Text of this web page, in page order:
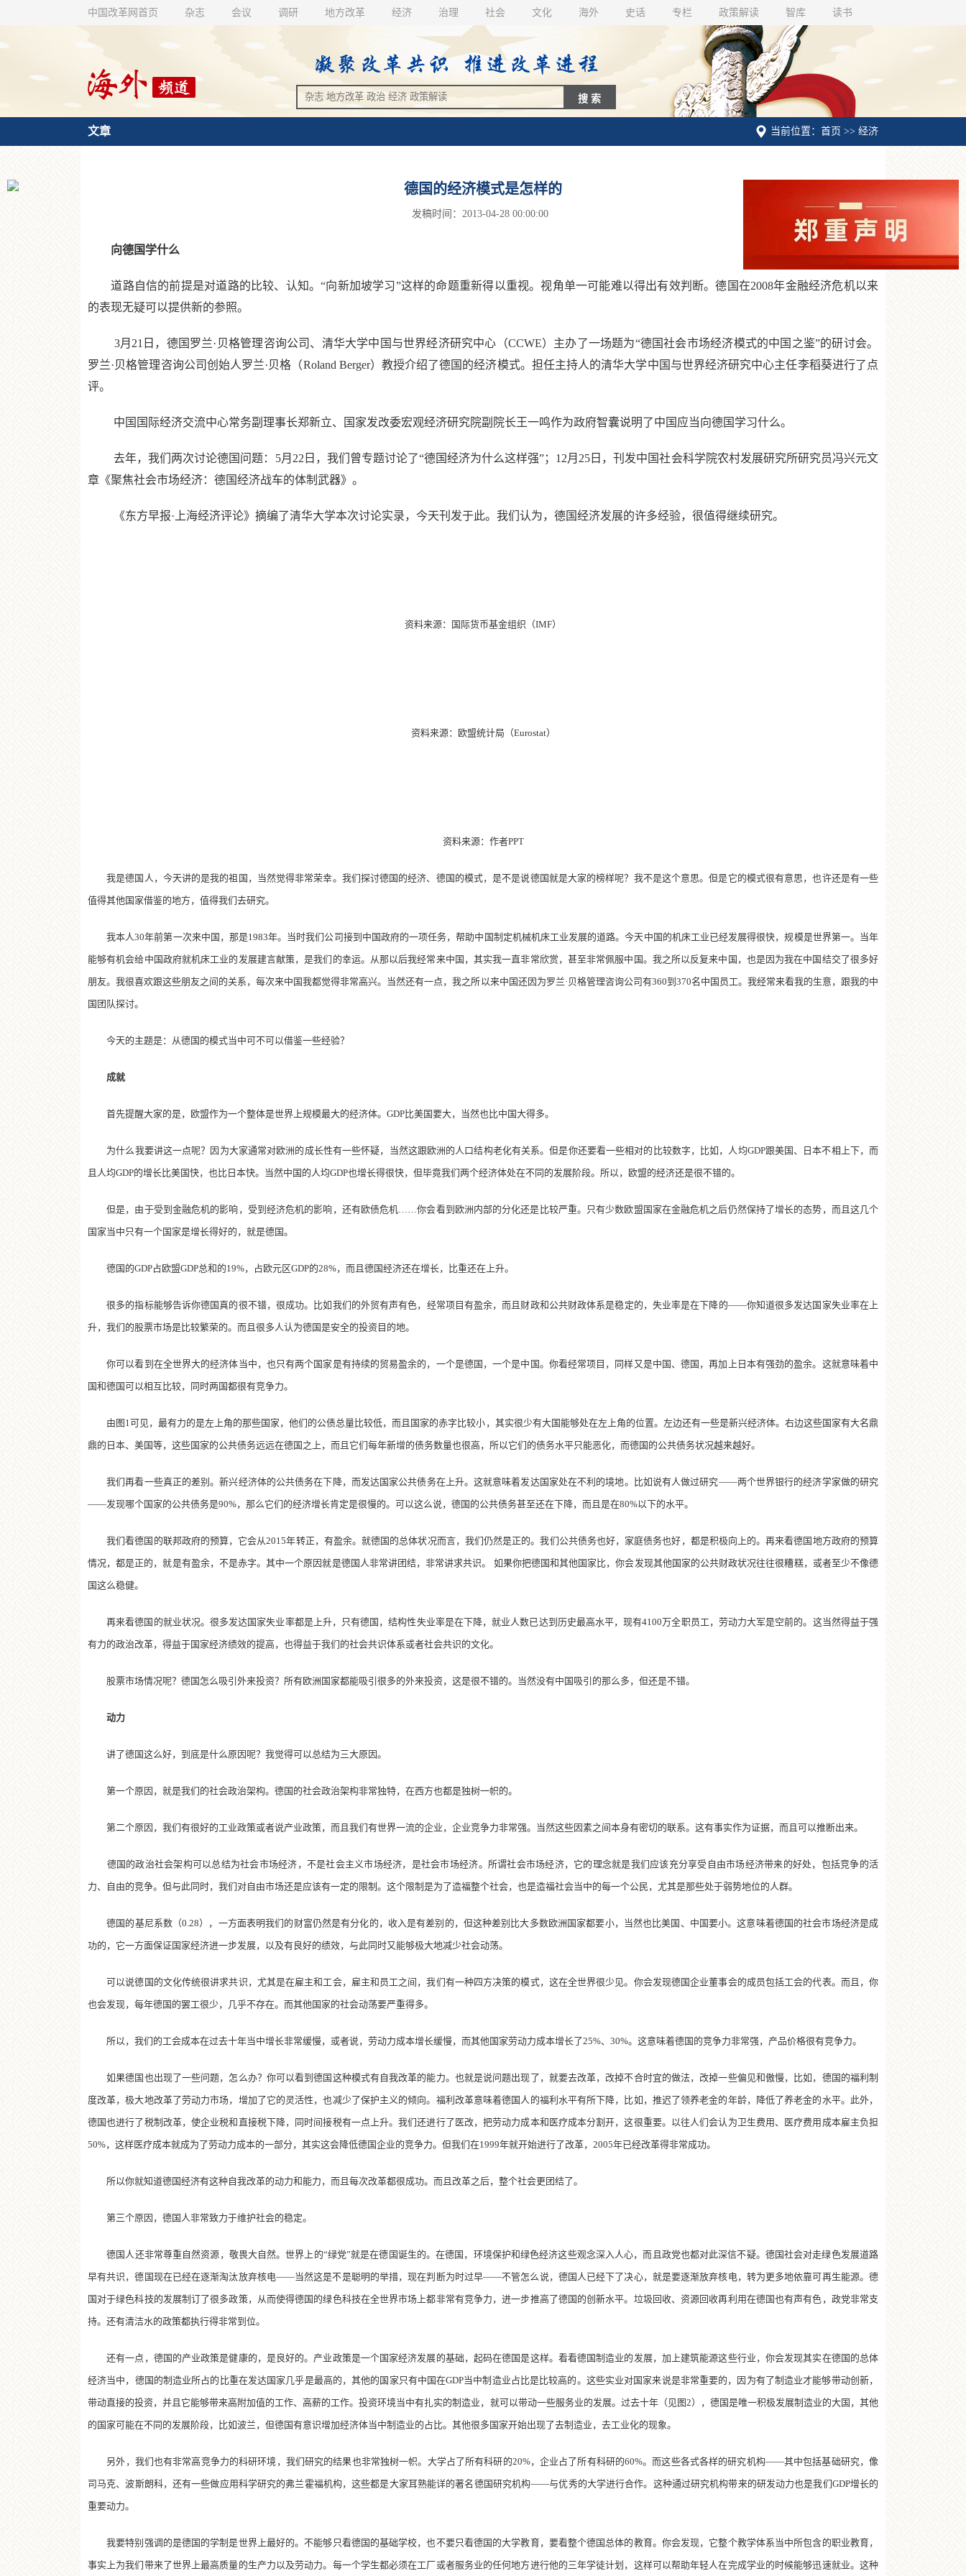
中国改革网首页 杂志 会议 调研 地方改革 经济 治理 社会 文化 海外 史话 专栏 政策解读 智库 读书
当前位置：首页 >> 经济
文章
德国的经济模式是怎样的
发稿时间：2013-04-28 00:00:00
向德国学什么
道路自信的前提是对道路的比较、认知。“向新加坡学习”这样的命题重新得以重视。视角单一可能难以得出有效判断。德国在2008年金融经济危机以来
的表现无疑可以提供新的参照。
3月21日，德国罗兰·贝格管理咨询公司、清华大学中国与世界经济研究中心（CCWE）主办了一场题为“德国社会市场经济模式的中国之鉴”的研讨会。
罗兰·贝格管理咨询公司创始人罗兰·贝格（Roland Berger）教授介绍了德国的经济模式。担任主持人的清华大学中国与世界经济研究中心主任李稻葵进行了点
评。
中国国际经济交流中心常务副理事长郑新立、国家发改委宏观经济研究院副院长王一鸣作为政府智囊说明了中国应当向德国学习什么。
去年，我们两次讨论德国问题：5月22日，我们曾专题讨论了“德国经济为什么这样强”；12月25日，刊发中国社会科学院农村发展研究所研究员冯兴元文
章《聚焦社会市场经济：德国经济战车的体制武器》。
《东方早报·上海经济评论》摘编了清华大学本次讨论实录，今天刊发于此。我们认为，德国经济发展的许多经验，很值得继续研究。
资料来源：国际货币基金组织（IMF）
资料来源：欧盟统计局（Eurostat）
资料来源：作者PPT
我是德国人，今天讲的是我的祖国，当然觉得非常荣幸。我们探讨德国的经济、德国的模式，是不是说德国就是大家的榜样呢？我不是这个意思。但是它的模式很有意思，也许还是有一些
值得其他国家借鉴的地方，值得我们去研究。
我本人30年前第一次来中国，那是1983年。当时我们公司接到中国政府的一项任务，帮助中国制定机械机床工业发展的道路。今天中国的机床工业已经发展得很快，规模是世界第一。当年
能够有机会给中国政府就机床工业的发展建言献策，是我们的幸运。从那以后我经常来中国，其实我一直非常欣赏，甚至非常佩服中国。我之所以反复来中国，也是因为我在中国结交了很多好
朋友。我很喜欢跟这些朋友之间的关系，每次来中国我都觉得非常高兴。当然还有一点，我之所以来中国还因为罗兰·贝格管理咨询公司有360到370名中国员工。我经常来看我的生意，跟我的中
国团队探讨。
今天的主题是：从德国的模式当中可不可以借鉴一些经验？
成就
首先提醒大家的是，欧盟作为一个整体是世界上规模最大的经济体。GDP比美国要大，当然也比中国大得多。
为什么我要讲这一点呢？因为大家通常对欧洲的成长性有一些怀疑，当然这跟欧洲的人口结构老化有关系。但是你还要看一些相对的比较数字，比如，人均GDP跟美国、日本不相上下，而
且人均GDP的增长比美国快，也比日本快。当然中国的人均GDP也增长得很快，但毕竟我们两个经济体处在不同的发展阶段。所以，欧盟的经济还是很不错的。
但是，由于受到金融危机的影响，受到经济危机的影响，还有欧债危机……你会看到欧洲内部的分化还是比较严重。只有少数欧盟国家在金融危机之后仍然保持了增长的态势，而且这几个
国家当中只有一个国家是增长得好的，就是德国。
德国的GDP占欧盟GDP总和的19%，占欧元区GDP的28%，而且德国经济还在增长，比重还在上升。
很多的指标能够告诉你德国真的很不错，很成功。比如我们的外贸有声有色，经常项目有盈余，而且财政和公共财政体系是稳定的，失业率是在下降的——你知道很多发达国家失业率在上
升，我们的股票市场是比较繁荣的。而且很多人认为德国是安全的投资目的地。
你可以看到在全世界大的经济体当中，也只有两个国家是有持续的贸易盈余的，一个是德国，一个是中国。你看经常项目，同样又是中国、德国，再加上日本有强劲的盈余。这就意味着中
国和德国可以相互比较，同时两国都很有竞争力。
由图1可见，最有力的是左上角的那些国家，他们的公债总量比较低，而且国家的赤字比较小，其实很少有大国能够处在左上角的位置。左边还有一些是新兴经济体。右边这些国家有大名鼎
鼎的日本、美国等，这些国家的公共债务远远在德国之上，而且它们每年新增的债务数量也很高，所以它们的债务水平只能恶化，而德国的公共债务状况越来越好。
我们再看一些真正的差别。新兴经济体的公共债务在下降，而发达国家公共债务在上升。这就意味着发达国家处在不利的境地。比如说有人做过研究——两个世界银行的经济学家做的研究
——发现哪个国家的公共债务是90%，那么它们的经济增长肯定是很慢的。可以这么说，德国的公共债务甚至还在下降，而且是在80%以下的水平。
我们看德国的联邦政府的预算，它会从2015年转正，有盈余。就德国的总体状况而言，我们仍然是正的。我们公共债务也好，家庭债务也好，都是积极向上的。再来看德国地方政府的预算
情况，都是正的，就是有盈余，不是赤字。其中一个原因就是德国人非常讲团结，非常讲求共识。 如果你把德国和其他国家比，你会发现其他国家的公共财政状况往往很糟糕，或者至少不像德
国这么稳健。
再来看德国的就业状况。很多发达国家失业率都是上升，只有德国，结构性失业率是在下降，就业人数已达到历史最高水平，现有4100万全职员工，劳动力大军是空前的。这当然得益于强
有力的政治改革，得益于国家经济绩效的提高，也得益于我们的社会共识体系或者社会共识的文化。
股票市场情况呢？德国怎么吸引外来投资？所有欧洲国家都能吸引很多的外来投资，这是很不错的。当然没有中国吸引的那么多，但还是不错。
动力
讲了德国这么好，到底是什么原因呢？我觉得可以总结为三大原因。
第一个原因，就是我们的社会政治架构。德国的社会政治架构非常独特，在西方也都是独树一帜的。
第二个原因，我们有很好的工业政策或者说产业政策，而且我们有世界一流的企业，企业竞争力非常强。当然这些因素之间本身有密切的联系。这有事实作为证据，而且可以推断出来。
德国的政治社会架构可以总结为社会市场经济，不是社会主义市场经济，是社会市场经济。所谓社会市场经济，它的理念就是我们应该充分享受自由市场经济带来的好处，包括竞争的活
力、自由的竞争。但与此同时，我们对自由市场还是应该有一定的限制。这个限制是为了造福整个社会，也是造福社会当中的每一个公民，尤其是那些处于弱势地位的人群。
德国的基尼系数（0.28），一方面表明我们的财富仍然是有分化的，收入是有差别的，但这种差别比大多数欧洲国家都要小，当然也比美国、中国要小。这意味着德国的社会市场经济是成
功的，它一方面保证国家经济进一步发展，以及有良好的绩效，与此同时又能够极大地减少社会动荡。
可以说德国的文化传统很讲求共识，尤其是在雇主和工会，雇主和员工之间，我们有一种四方决策的模式，这在全世界很少见。你会发现德国企业董事会的成员包括工会的代表。而且，你
也会发现，每年德国的罢工很少，几乎不存在。而其他国家的社会动荡要严重得多。
所以，我们的工会成本在过去十年当中增长非常缓慢，或者说，劳动力成本增长缓慢，而其他国家劳动力成本增长了25%、30%。这意味着德国的竞争力非常强，产品价格很有竞争力。
如果德国也出现了一些问题，怎么办？你可以看到德国这种模式有自我改革的能力。也就是说问题出现了，就要去改革，改掉不合时宜的做法，改掉一些偏见和傲慢，比如，德国的福利制
度改革，极大地改革了劳动力市场，增加了它的灵活性，也减少了保护主义的倾向。福利改革意味着德国人的福利水平有所下降，比如，推迟了领养老金的年龄，降低了养老金的水平。此外，
德国也进行了税制改革，使企业税和直接税下降，同时间接税有一点上升。我们还进行了医改，把劳动力成本和医疗成本分割开，这很重要。以往人们会认为卫生费用、医疗费用成本雇主负担
50%，这样医疗成本就成为了劳动力成本的一部分，其实这会降低德国企业的竞争力。但我们在1999年就开始进行了改革，2005年已经改革得非常成功。
所以你就知道德国经济有这种自我改革的动力和能力，而且每次改革都很成功。而且改革之后，整个社会更团结了。
第三个原因，德国人非常致力于维护社会的稳定。
德国人还非常尊重自然资源，敬畏大自然。世界上的“绿党”就是在德国诞生的。在德国，环境保护和绿色经济这些观念深入人心，而且政党也都对此深信不疑。德国社会对走绿色发展道路
早有共识，德国现在已经在逐渐淘汰放弃核电——当然这是不是聪明的举措，现在判断为时过早——不管怎么说，德国人已经下了决心，就是要逐渐放弃核电，转为更多地依靠可再生能源。德
国对于绿色科技的发展制订了很多政策，从而使得德国的绿色科技在全世界市场上都非常有竞争力，进一步推高了德国的创新水平。垃圾回收、资源回收再利用在德国也有声有色，政党非常支
持。还有清洁水的政策都执行得非常到位。
还有一点，德国的产业政策是健康的，是良好的。产业政策是一个国家经济发展的基础，起码在德国是这样。看看德国制造业的发展，加上建筑能源这些行业，你会发现其实在德国的总体
经济当中，德国的制造业所占的比重在发达国家几乎是最高的，其他的国家只有中国在GDP当中制造业占比是比较高的。这些实业对国家来说是非常重要的，因为有了制造业才能够带动创新，
带动直接的投资，并且它能够带来高附加值的工作、高薪的工作。投资环境当中有扎实的制造业，就可以带动一些服务业的发展。过去十年（见图2），德国是唯一积极发展制造业的大国，其他
的国家可能在不同的发展阶段，比如波兰，但德国有意识增加经济体当中制造业的占比。其他很多国家开始出现了去制造业，去工业化的现象。
另外，我们也有非常高竞争力的科研环境，我们研究的结果也非常独树一帜。大学占了所有科研的20%，企业占了所有科研的60%。而这些各式各样的研究机构——其中包括基础研究，像
司马克、波斯朗科，还有一些做应用科学研究的弗兰霍福机构，这些都是大家耳熟能详的著名德国研究机构——与优秀的大学进行合作。这种通过研究机构带来的研发动力也是我们GDP增长的
重要动力。
我要特别强调的是德国的学制是世界上最好的。不能够只看德国的基础学校，也不要只看德国的大学教育，要看整个德国总体的教育。你会发现，它整个教学体系当中所包含的职业教育，
事实上为我们带来了世界上最高质量的生产力以及劳动力。每一个学生都必须在工厂或者服务业的任何地方进行他的三年学徒计划，这样可以帮助年轻人在完成学业的时候能够迅速就业。这种